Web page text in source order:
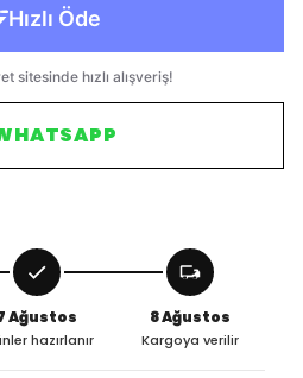
Ağustos
hazırlanır
8 Ağustos
Kargoya verilir